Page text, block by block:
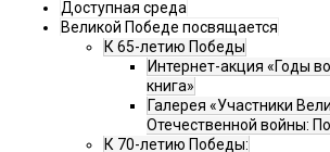
Доступная среда
Великой Победе посвящается
К 65-летию Победы
Интернет-акция «Годы
книга»
Галерея «Участники
Отечественной войны:
К 70-летию Победы: